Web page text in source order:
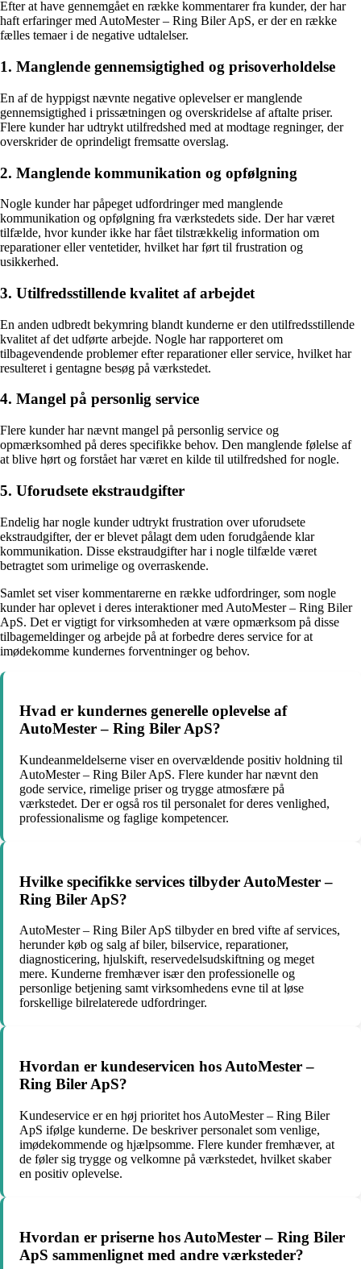
Efter at have gennemgået en række kommentarer fra kunder, der har
haft erfaringer med AutoMester – Ring Biler ApS, er der en række
fælles temaer i de negative udtalelser.
1. Manglende gennemsigtighed og prisoverholdelse
En af de hyppigst nævnte negative oplevelser er manglende
gennemsigtighed i prissætningen og overskridelse af aftalte priser.
Flere kunder har udtrykt utilfredshed med at modtage regninger, der
overskrider de oprindeligt fremsatte overslag.
2. Manglende kommunikation og opfølgning
Nogle kunder har påpeget udfordringer med manglende
kommunikation og opfølgning fra værkstedets side. Der har været
tilfælde, hvor kunder ikke har fået tilstrækkelig information om
reparationer eller ventetider, hvilket har ført til frustration og
usikkerhed.
3. Utilfredsstillende kvalitet af arbejdet
En anden udbredt bekymring blandt kunderne er den utilfredsstillende
kvalitet af det udførte arbejde. Nogle har rapporteret om
tilbagevendende problemer efter reparationer eller service, hvilket har
resulteret i gentagne besøg på værkstedet.
4. Mangel på personlig service
Flere kunder har nævnt mangel på personlig service og
opmærksomhed på deres specifikke behov. Den manglende følelse af
at blive hørt og forstået har været en kilde til utilfredshed for nogle.
5. Uforudsete ekstraudgifter
Endelig har nogle kunder udtrykt frustration over uforudsete
ekstraudgifter, der er blevet pålagt dem uden forudgående klar
kommunikation. Disse ekstraudgifter har i nogle tilfælde været
betragtet som urimelige og overraskende.
Samlet set viser kommentarerne en række udfordringer, som nogle
kunder har oplevet i deres interaktioner med AutoMester – Ring Biler
ApS. Det er vigtigt for virksomheden at være opmærksom på disse
tilbagemeldinger og arbejde på at forbedre deres service for at
imødekomme kundernes forventninger og behov.
Hvad er kundernes generelle oplevelse af
AutoMester – Ring Biler ApS?
Kundeanmeldelserne viser en overvældende positiv holdning til
AutoMester – Ring Biler ApS. Flere kunder har nævnt den
gode service, rimelige priser og trygge atmosfære på
værkstedet. Der er også ros til personalet for deres venlighed,
professionalisme og faglige kompetencer.
Hvilke specifikke services tilbyder AutoMester –
Ring Biler ApS?
AutoMester – Ring Biler ApS tilbyder en bred vifte af services,
herunder køb og salg af biler, bilservice, reparationer,
diagnosticering, hjulskift, reservedelsudskiftning og meget
mere. Kunderne fremhæver især den professionelle og
personlige betjening samt virksomhedens evne til at løse
forskellige bilrelaterede udfordringer.
Hvordan er kundeservicen hos AutoMester –
Ring Biler ApS?
Kundeservice er en høj prioritet hos AutoMester – Ring Biler
ApS ifølge kunderne. De beskriver personalet som venlige,
imødekommende og hjælpsomme. Flere kunder fremhæver, at
de føler sig trygge og velkomne på værkstedet, hvilket skaber
en positiv oplevelse.
Hvordan er priserne hos AutoMester – Ring Biler
ApS sammenlignet med andre værksteder?